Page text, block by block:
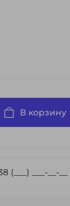
В корзину